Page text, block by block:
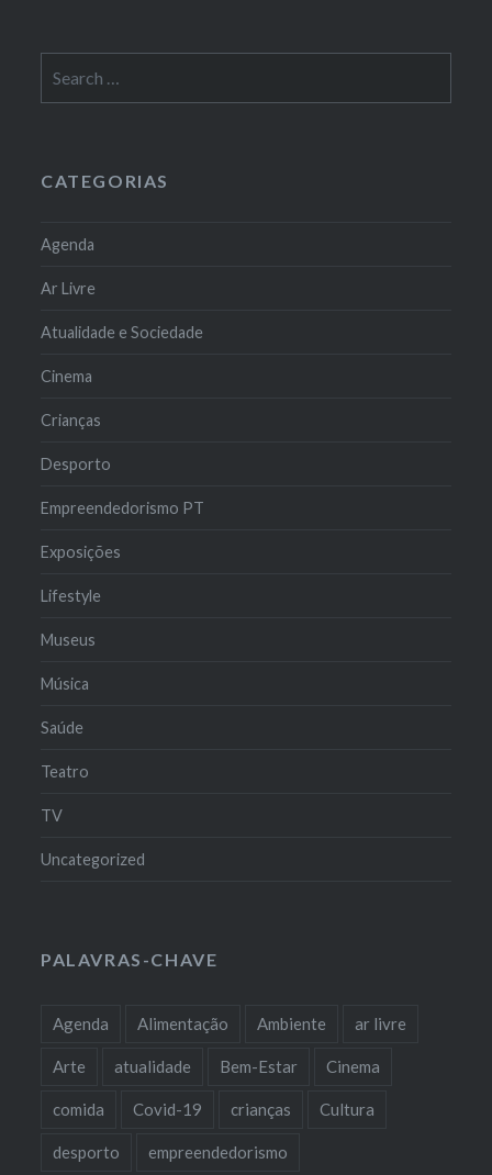
for:
CATEGORIAS
Agenda
Ar Livre
Atualidade e Sociedade
Cinema
Crianças
Desporto
Empreendedorismo PT
Exposições
Lifestyle
Museus
Música
Saúde
Teatro
TV
Uncategorized
PALAVRAS-CHAVE
Agenda Alimentação Ambiente ar livre
Arte atualidade Bem-Estar Cinema
comida Covid-19 crianças Cultura
desporto empreendedorismo